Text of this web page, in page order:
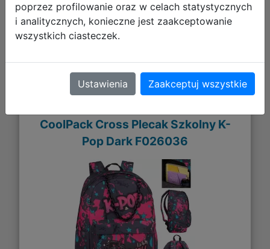
CoolPack Cross Plecak Szkolny K-
Pop Dark F026036
poprzez profilowanie oraz w celach statystycznych
i analitycznych, konieczne jest zaakceptowanie
wszystkich ciasteczek.
Ustawienia Zaakceptuj wszystkie